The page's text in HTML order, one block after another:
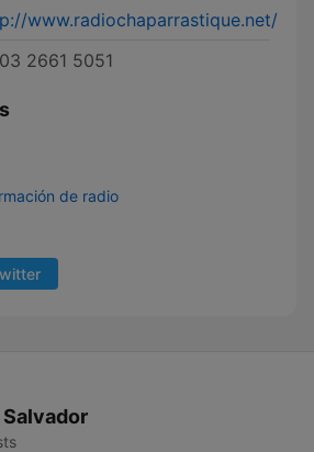
www.radiochaparrastique.net/
2661 5051
de radio
Salvador